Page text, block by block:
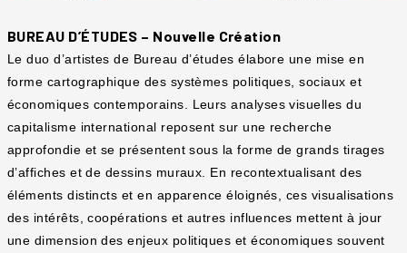
BUREAU D’ÉTUDES – Nouvelle Création
Le duo d’artistes de Bureau d’études élabore une mise en
forme cartographique des systèmes politiques, sociaux et
économiques contemporains. Leurs analyses visuelles du
capitalisme international reposent sur une recherche
approfondie et se présentent sous la forme de grands tirages
d’affiches et de dessins muraux. En recontextualisant des
éléments distincts et en apparence éloignés, ces visualisations
des intérêts, coopérations et autres influences mettent à jour
une dimension des enjeux politiques et économiques souvent